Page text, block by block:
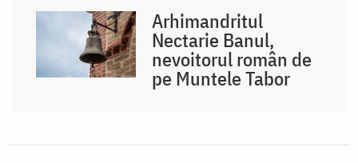
Arhimandritul
Nectarie Banul,
nevoitorul român de
pe Muntele Tabor